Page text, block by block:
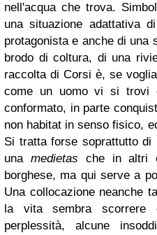
nell'acqua che trova.
una situazione adattativa
protagonista e anche di una
brodo di coltura, di una
raccolta di Corsi è, se
come un uomo vi si trovi
conformato, in parte
non habitat in senso fisico,
Si tratta forse soprattutto di
una medietas che in altri
borghese, ma qui serve a
Una collocazione neanche
la vita sembra scorrere
perplessità, alcune